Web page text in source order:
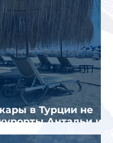
в Турции не
Антальи и